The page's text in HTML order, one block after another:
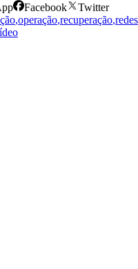
Facebook
Twitter
,operação,recuperação,redes